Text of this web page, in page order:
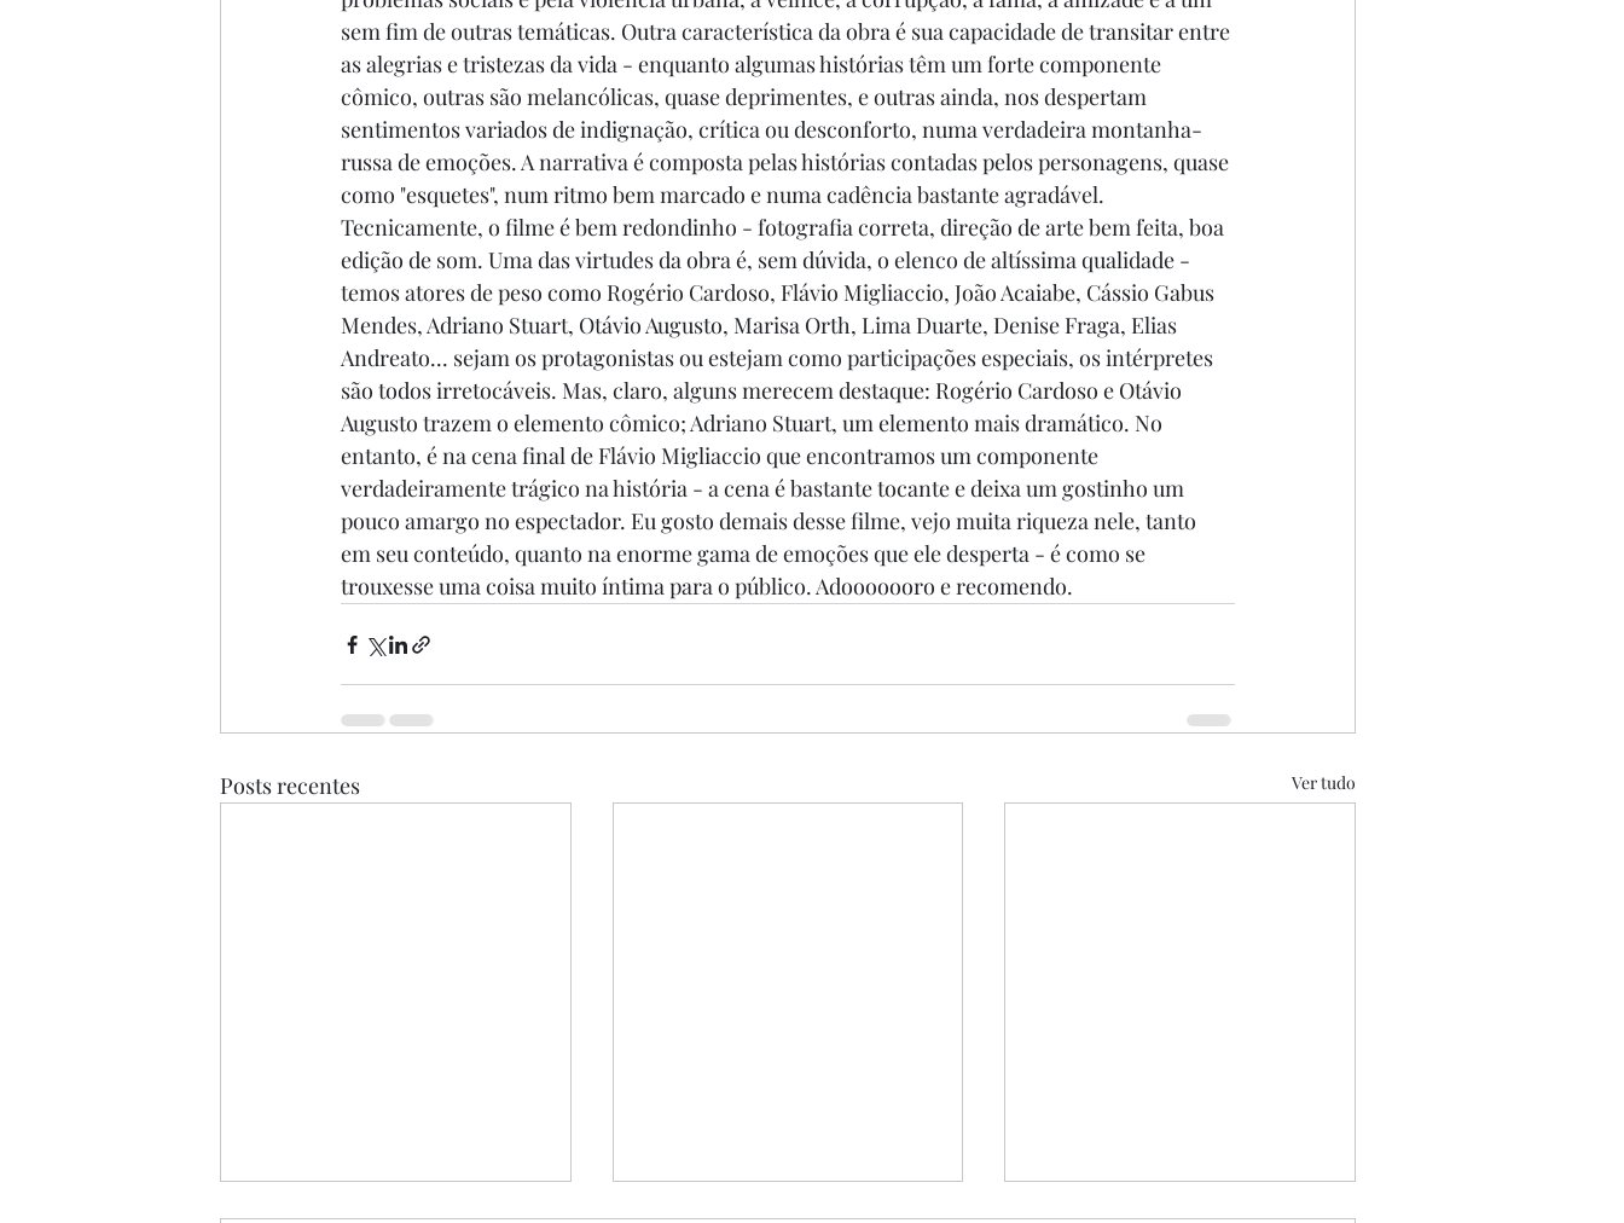
sem fim de outras temáticas. Outra característica da obra é sua capacidade de transitar entre
as alegrias e tristezas da vida - enquanto algumas histórias têm um forte componente
cômico, outras são melancólicas, quase deprimentes, e outras ainda, nos despertam
sentimentos variados de indignação, crítica ou desconforto, numa verdadeira montanha-
russa de emoções. A narrativa é composta pelas histórias contadas pelos personagens, quase
como "esquetes", num ritmo bem marcado e numa cadência bastante agradável.
Tecnicamente, o filme é bem redondinho - fotografia correta, direção de arte bem feita, boa
edição de som. Uma das virtudes da obra é, sem dúvida, o elenco de altíssima qualidade -
temos atores de peso como Rogério Cardoso, Flávio Migliaccio, João Acaiabe, Cássio Gabus
Mendes, Adriano Stuart, Otávio Augusto, Marisa Orth, Lima Duarte, Denise Fraga, Elias
Andreato... sejam os protagonistas ou estejam como participações especiais, os intérpretes
são todos irretocáveis. Mas, claro, alguns merecem destaque: Rogério Cardoso e Otávio
Augusto trazem o elemento cômico; Adriano Stuart, um elemento mais dramático. No
entanto, é na cena final de Flávio Migliaccio que encontramos um componente
verdadeiramente trágico na história - a cena é bastante tocante e deixa um gostinho um
pouco amargo no espectador. Eu gosto demais desse filme, vejo muita riqueza nele, tanto
em seu conteúdo, quanto na enorme gama de emoções que ele desperta - é como se
trouxesse uma coisa muito íntima para o público. Adooooooro e recomendo.
Posts recentes Ver tudo